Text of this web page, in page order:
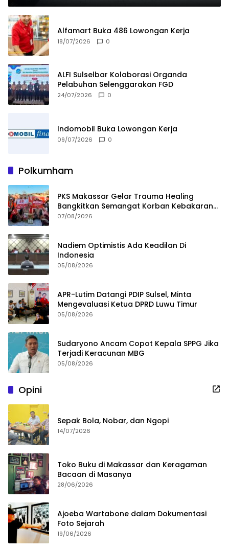
Alfamart Buka 486 Lowongan Kerja
18/07/2026 0
ALFI Sulselbar Kolaborasi Organda
Pelabuhan Selenggarakan FGD
24/07/2026 0
Indomobil Buka Lowongan Kerja
09/07/2026 0
Polkumham
PKS Makassar Gelar Trauma Healing
Bangkitkan Semangat Korban Kebakaran
Tallo
07/08/2026
Nadiem Optimistis Ada Keadilan Di
Indonesia
05/08/2026
APR-Lutim Datangi PDIP Sulsel, Minta
Mengevaluasi Ketua DPRD Luwu Timur
05/08/2026
Sudaryono Ancam Copot Kepala SPPG Jika
Terjadi Keracunan MBG
05/08/2026
Opini
Sepak Bola, Nobar, dan Ngopi
14/07/2026
Toko Buku di Makassar dan Keragaman
Bacaan di Masanya
28/06/2026
Ajoeba Wartabone dalam Dokumentasi
Foto Sejarah
19/06/2026